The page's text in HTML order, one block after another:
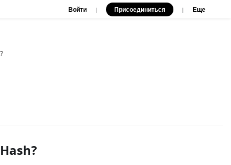
Войти | Присоединиться | Еще